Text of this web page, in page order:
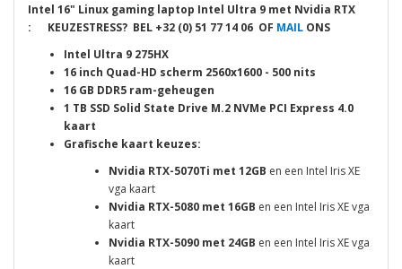
Intel 16" Linux gaming laptop Intel Ultra 9 met Nvidia RTX
: KEUZESTRESS? BEL +32 (0) 51 77 14 06 OF MAIL ONS
Intel Ultra 9 275HX
16 inch Quad-HD scherm 2560x1600 - 500 nits
16 GB DDR5 ram-geheugen
1 TB SSD Solid State Drive M.2 NVMe PCI Express 4.0
kaart
Grafische kaart keuzes:
Nvidia RTX-5070Ti met 12GB en een Intel Iris XE
vga kaart
Nvidia RTX-5080 met 16GB en een Intel Iris XE vga
kaart
Nvidia RTX-5090 met 24GB en een Intel Iris XE vga
kaart